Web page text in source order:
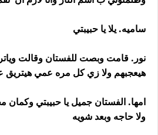
ساميه. يلا يا حبيبتي
نور. قامت وبصت للفستان وقالت
هيعجبهم ولا زي كل مره عمي
امها. الفستان جميل يا حبيبتي
ولا حاجه وبعد شويه